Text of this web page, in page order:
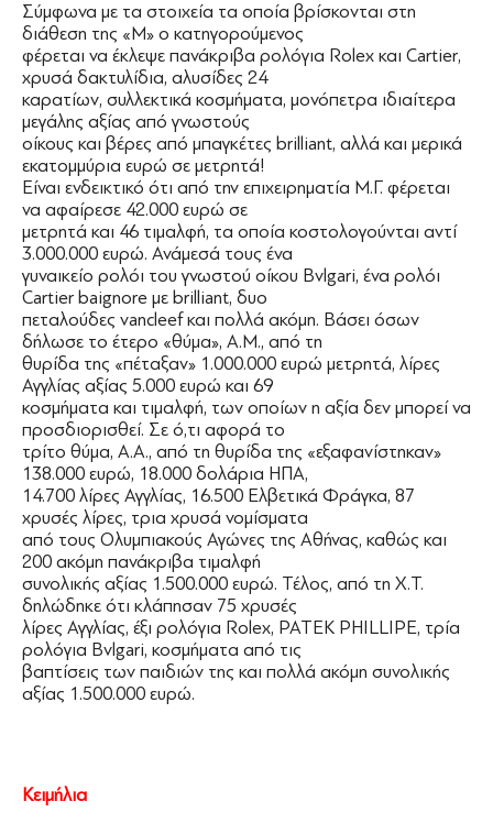
Σύμφωνα με τα στοιχεία τα οποία βρίσκονται στη
διάθεση της «Μ» ο κατηγορούμενος
φέρεται να έκλεψε πανάκριβα ρολόγια Rolex και Cartier,
χρυσά δακτυλίδια, αλυσίδες 24
καρατίων, συλλεκτικά κοσμήματα, μονόπετρα ιδιαίτερα
μεγάλης αξίας από γνωστούς
οίκους και βέρες από μπαγκέτες brilliant, αλλά και μερικά
εκατομμύρια ευρώ σε μετρητά!
Είναι ενδεικτικό ότι από την επιχειρηματία Μ.Γ. φέρεται
να αφαίρεσε 42.000 ευρώ σε
μετρητά και 46 τιμαλφή, τα οποία κοστολογούνται αντί
3.000.000 ευρώ. Ανάμεσά τους ένα
γυναικείο ρολόι του γνωστού οίκου Bvlgari, ένα ρολόι
Cartier baignore με brilliant, δυο
πεταλούδες vancleef και πολλά ακόμη. Βάσει όσων
δήλωσε το έτερο «θύμα», Α.Μ., από τη
θυρίδα της «πέταξαν» 1.000.000 ευρώ μετρητά, λίρες
Αγγλίας αξίας 5.000 ευρώ και 69
κοσμήματα και τιμαλφή, των οποίων η αξία δεν μπορεί να
προσδιορισθεί. Σε ό,τι αφορά το
τρίτο θύμα, Α.Α., από τη θυρίδα της «εξαφανίστηκαν»
138.000 ευρώ, 18.000 δολάρια ΗΠΑ,
14.700 λίρες Αγγλίας, 16.500 Ελβετικά Φράγκα, 87
χρυσές λίρες, τρια χρυσά νομίσματα
από τους Ολυμπιακούς Αγώνες της Αθήνας, καθώς και
200 ακόμη πανάκριβα τιμαλφή
συνολικής αξίας 1.500.000 ευρώ. Τέλος, από τη Χ.Τ.
δηλώδηκε ότι κλάπησαν 75 χρυσές
λίρες Αγγλίας, έξι ρολόγια Rolex, PATEK PHILLIPE, τρία
ρολόγια Bvlgari, κοσμήματα από τις
βαπτίσεις των παιδιών της και πολλά ακόμη συνολικής
αξίας 1.500.000 ευρώ.
Κειμήλια